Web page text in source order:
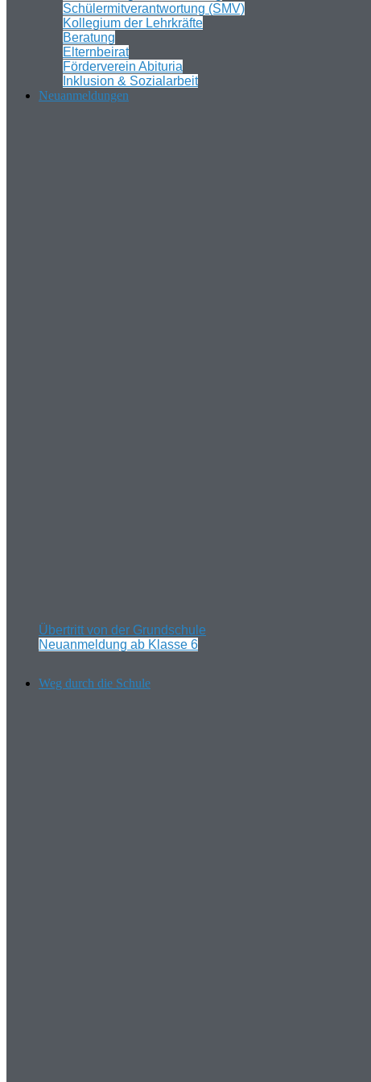
Schülermitverantwortung (SMV)
Kollegium der Lehrkräfte
Beratung
Elternbeirat
Förderverein Abituria
Inklusion & Sozialarbeit
Neuanmeldungen
Übertritt von der Grundschule
Neuanmeldung ab Klasse 6
Weg durch die Schule